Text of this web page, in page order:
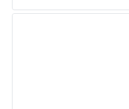
x 100 cm. พรมแผ่นที่มาครบสอง